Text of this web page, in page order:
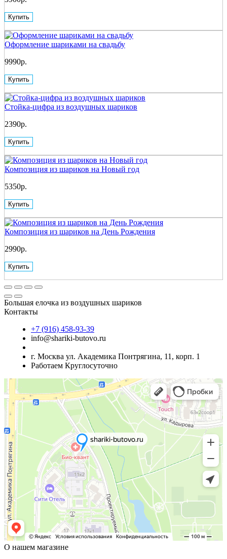
Купить
Оформление шариками на свадьбу
9990р.
Купить
Стойка-цифра из воздушных шариков
2390р.
Купить
Композиция из шариков на Новый год
5350р.
Купить
Композиция из шариков на День Рождения
2990р.
Купить
Большая елочка из воздушных шариков
Контакты
+7 (916) 458-93-39
info@shariki-butovo.ru
г. Москва ул. Академика Понтрягина, 11, корп. 1
Работаем Круглосуточно
О нашем магазине